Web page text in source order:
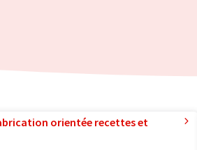
orientée recettes et